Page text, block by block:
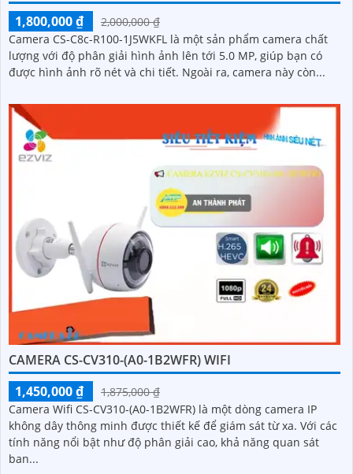
1,800,000 ₫
2,000,000 ₫
Camera CS-C8c-R100-1J5WKFL là một sản phẩm camera chất
lượng với độ phân giải hình ảnh lên tới 5.0 MP, giúp bạn có
được hình ảnh rõ nét và chi tiết. Ngoài ra, camera này còn...
CAMERA CS-CV310-(A0-1B2WFR) WIFI
1,450,000 ₫
1,875,000 ₫
Camera Wifi CS-CV310-(A0-1B2WFR) là một dòng camera IP
không dây thông minh được thiết kế để giám sát từ xa. Với các
tính năng nổi bật như độ phân giải cao, khả năng quan sát
ban...